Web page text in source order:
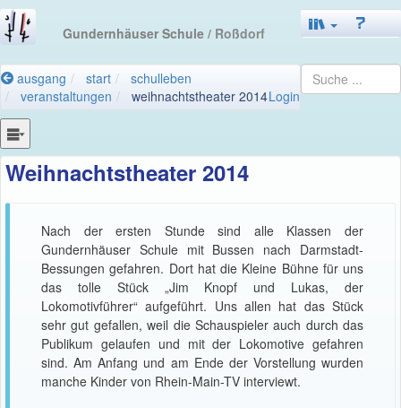
Gundernhäuser Schule / Roßdorf
ausgang start
schulleben
veranstaltungen
weihnachtstheater 2014Login
Weihnachtstheater 2014
Nach der ersten Stunde sind alle Klassen der
Gundernhäuser Schule mit Bussen nach Darmstadt-
Bessungen gefahren. Dort hat die Kleine Bühne für uns
das tolle Stück „Jim Knopf und Lukas, der
Lokomotivführer“ aufgeführt. Uns allen hat das Stück
sehr gut gefallen, weil die Schauspieler auch durch das
Publikum gelaufen und mit der Lokomotive gefahren
sind. Am Anfang und am Ende der Vorstellung wurden
manche Kinder von Rhein-Main-TV interviewt.